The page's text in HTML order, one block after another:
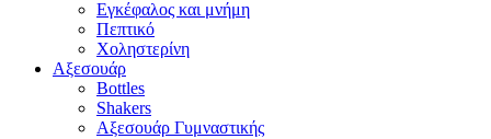
Εγκέφαλος και μνήμη
Πεπτικό
Χοληστερίνη
Αξεσουάρ
Bottles
Shakers
Αξεσουάρ Γυμναστικής